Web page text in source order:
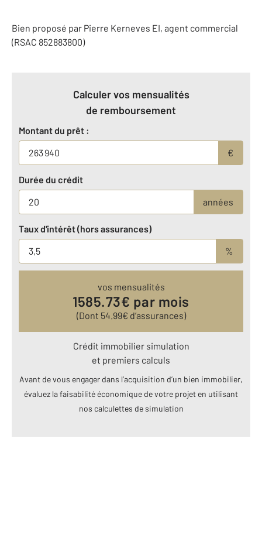
Bien proposé par Pierre Kerneves EI, agent commercial
(RSAC 852883800)
Calculer vos mensualités
de remboursement
Montant du prêt :
€
Durée du crédit
années
Taux d'intérêt (hors assurances)
%
vos mensualités
1585.73€ par mois
(Dont 54.99€ d’assurances)
Crédit immobilier simulation
et premiers calculs
Avant de vous engager dans l’acquisition d’un bien immobilier,
évaluez la faisabilité économique de votre projet en utilisant
nos calculettes de simulation